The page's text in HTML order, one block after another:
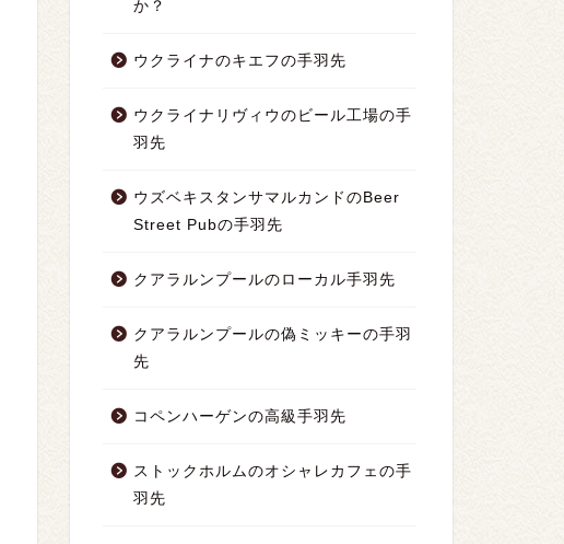
か？
ウクライナのキエフの手羽先
ウクライナリヴィウのビール工場の手
羽先
ウズベキスタンサマルカンドのBeer
Street Pubの手羽先
クアラルンプールのローカル手羽先
クアラルンプールの偽ミッキーの手羽
先
コペンハーゲンの高級手羽先
ストックホルムのオシャレカフェの手
羽先